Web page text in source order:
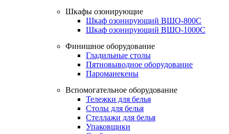
Шкафы озонирующие
Шкаф озонирующий ВШО-800С
Шкаф озонирующий ВШО-1000С
Финишное оборудование
Гладильные столы
Пятновыводное оборудование
Пароманекены
Вспомогательное оборудование
Тележки для белья
Столы для белья
Стеллажи для белья
Упаковщики